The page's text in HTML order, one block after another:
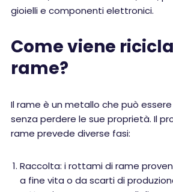
gioielli e componenti elettronici.
Come viene
rame?
Il rame è un metallo che può
senza perdere le sue proprietà. Il
rame prevede diverse fasi:
Raccolta: i rottami di rame
a fine vita o da scarti di